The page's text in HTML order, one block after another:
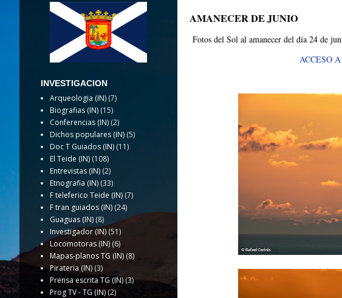
AMANECER DE JUNIO
Fotos del Sol al amanecer del día 24 de
ACCESO
INVESTIGACION
Arqueologia (IN) (7)
Biografias (IN) (15)
Conferencias (IN) (2)
Dichos populares (IN) (5)
Doc T Guiados (IN) (11)
El Teide (IN) (108)
Entrevistas (IN) (2)
Etnografia (IN) (33)
F teleferico Teide (IN) (7)
F tran guiados (IN) (24)
Guaguas (IN) (8)
Investigador (IN) (51)
Locomotoras (IN) (6)
Mapas-planos TG (IN) (8)
Pirateria (IN) (3)
Prensa escrita TG (IN)(3)
Prog TV - TG (IN) (2)